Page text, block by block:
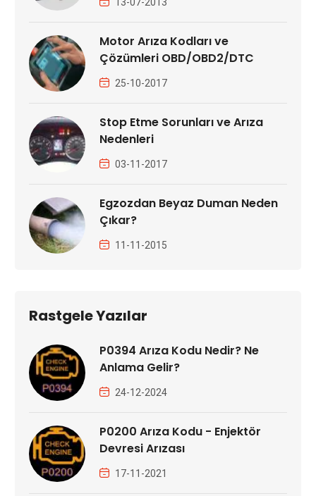
Motor Arıza Kodları ve
Çözümleri OBD/OBD2/DTC
25-10-2017
Stop Etme Sorunları ve Arıza
Nedenleri
03-11-2017
Egzozdan Beyaz Duman Neden
Çıkar?
11-11-2015
Rastgele Yazılar
P0394 Arıza Kodu Nedir? Ne
Anlama Gelir?
24-12-2024
P0200 Arıza Kodu - Enjektör
Devresi Arızası
17-11-2021